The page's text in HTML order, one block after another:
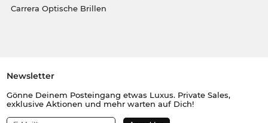
Carrera Optische Brillen
Newsletter
Gönne Deinem Posteingang etwas Luxus. Private Sales,
exklusive Aktionen und mehr warten auf Dich!